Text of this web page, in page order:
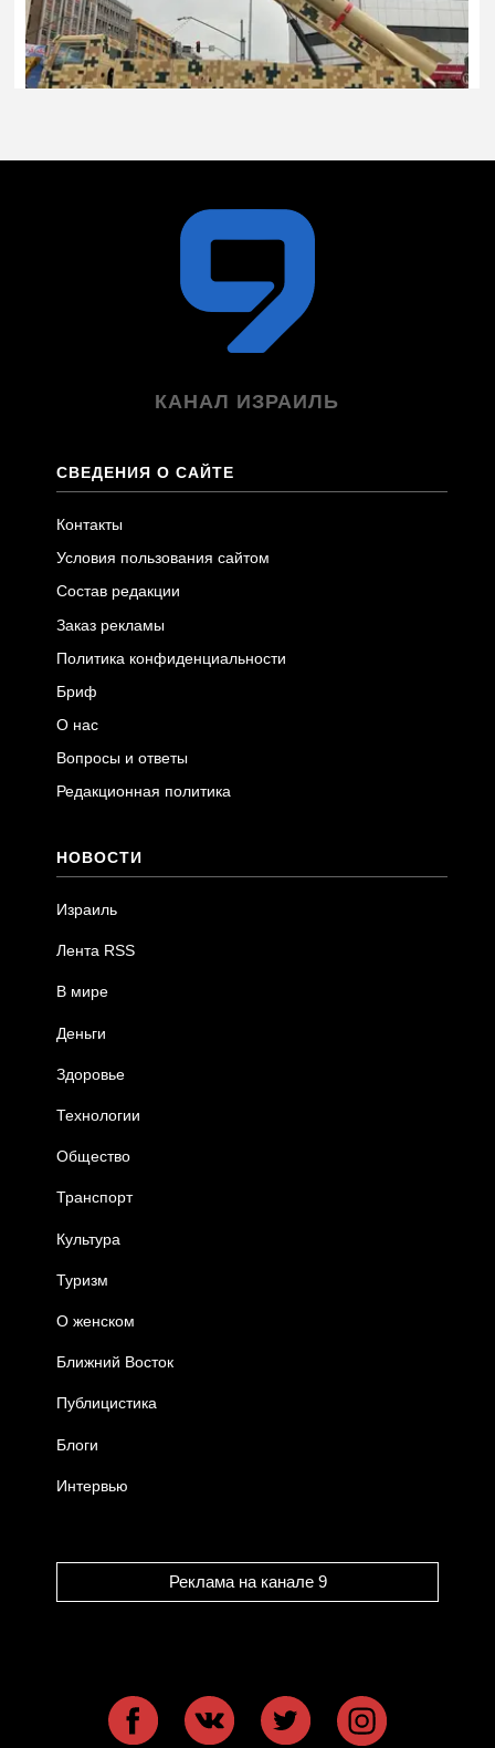
КАНАЛ ИЗРАИЛЬ
СВЕДЕНИЯ О САЙТЕ
Контакты
Условия пользования сайтом
Состав редакции
Заказ рекламы
Политика конфиденциальности
Бриф
О нас
Вопросы и ответы
Редакционная политика
НОВОСТИ
Израиль
Лента RSS
В мире
Деньги
Здоровье
Технологии
Общество
Транспорт
Культура
Туризм
О женском
Ближний Восток
Публицистика
Блоги
Интервью
Реклама на канале 9